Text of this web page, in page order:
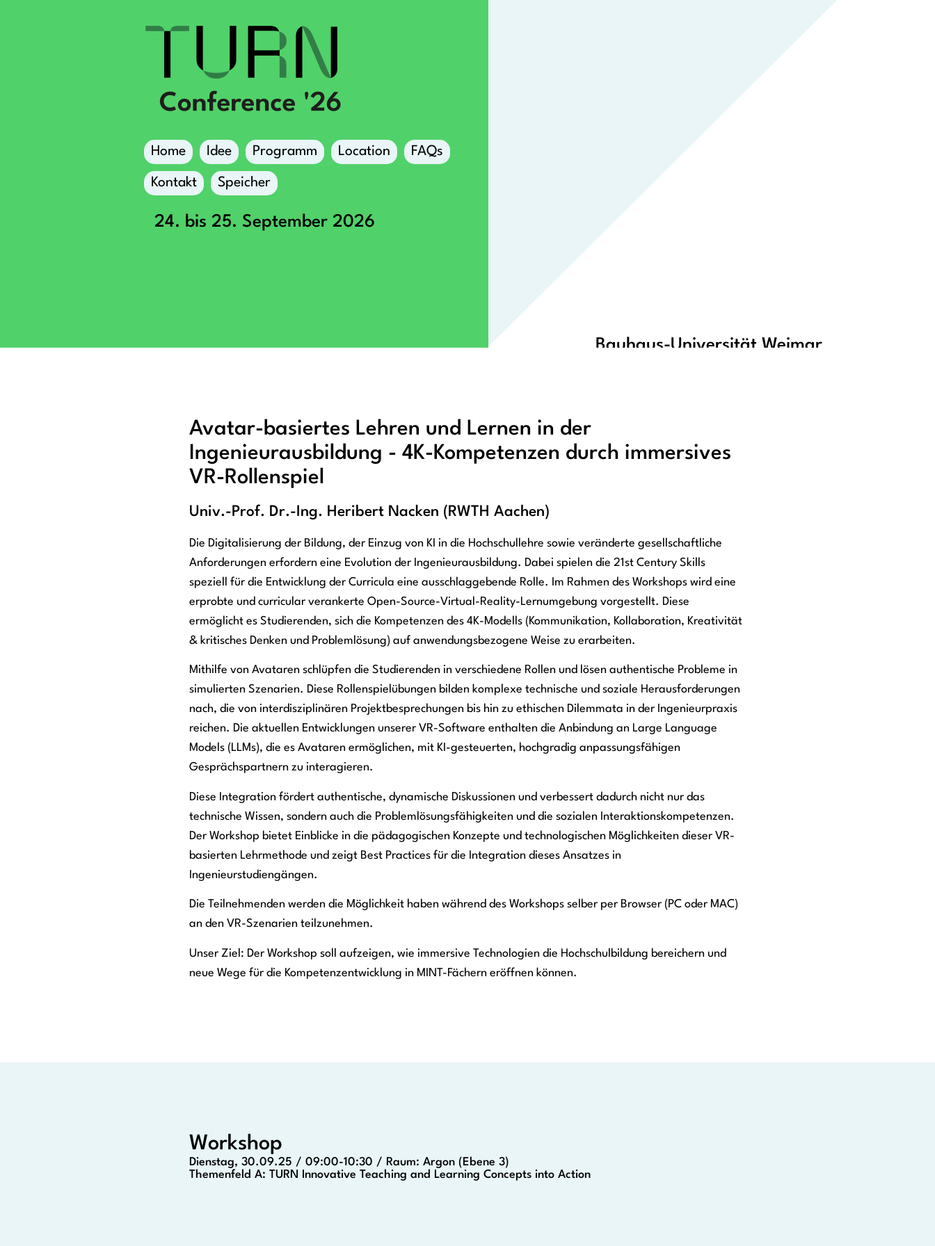
Home Idee Programm Location FAQs
Kontakt Speicher
24. bis 25. September 2026
Bauhaus-Universität Weimar
Avatar-basiertes Lehren und Lernen in der
Ingenieurausbildung - 4K-Kompetenzen durch immersives
VR-Rollenspiel
Univ.-Prof. Dr.-Ing. Heribert Nacken (RWTH Aachen)
Die Digitalisierung der Bildung, der Einzug von KI in die Hochschullehre sowie veränderte gesellschaftliche
Anforderungen erfordern eine Evolution der Ingenieurausbildung. Dabei spielen die 21st Century Skills
speziell für die Entwicklung der Curricula eine ausschlaggebende Rolle. Im Rahmen des Workshops wird eine
erprobte und curricular verankerte Open-Source-Virtual-Reality-Lernumgebung vorgestellt. Diese
ermöglicht es Studierenden, sich die Kompetenzen des 4K-Modells (Kommunikation, Kollaboration, Kreativität
& kritisches Denken und Problemlösung) auf anwendungsbezogene Weise zu erarbeiten.
Mithilfe von Avataren schlüpfen die Studierenden in verschiedene Rollen und lösen authentische Probleme in
simulierten Szenarien. Diese Rollenspielübungen bilden komplexe technische und soziale Herausforderungen
nach, die von interdisziplinären Projektbesprechungen bis hin zu ethischen Dilemmata in der Ingenieurpraxis
reichen. Die aktuellen Entwicklungen unserer VR-Software enthalten die Anbindung an Large Language
Models (LLMs), die es Avataren ermöglichen, mit KI-gesteuerten, hochgradig anpassungsfähigen
Gesprächspartnern zu interagieren.
Diese Integration fördert authentische, dynamische Diskussionen und verbessert dadurch nicht nur das
technische Wissen, sondern auch die Problemlösungsfähigkeiten und die sozialen Interaktionskompetenzen.
Der Workshop bietet Einblicke in die pädagogischen Konzepte und technologischen Möglichkeiten dieser VR-
basierten Lehrmethode und zeigt Best Practices für die Integration dieses Ansatzes in
Ingenieurstudiengängen.
Die Teilnehmenden werden die Möglichkeit haben während des Workshops selber per Browser (PC oder MAC)
an den VR-Szenarien teilzunehmen.
Unser Ziel: Der Workshop soll aufzeigen, wie immersive Technologien die Hochschulbildung bereichern und
neue Wege für die Kompetenzentwicklung in MINT-Fächern eröffnen können.
Workshop
Dienstag, 30.09.25 / 09:00-10:30 / Raum: Argon (Ebene 3)
Themenfeld A: TURN Innovative Teaching and Learning Concepts into Action